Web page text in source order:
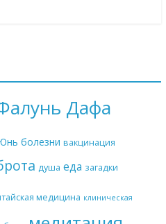
Дафа
болезни вакцинация
душа еда загадки
медицина клиническая